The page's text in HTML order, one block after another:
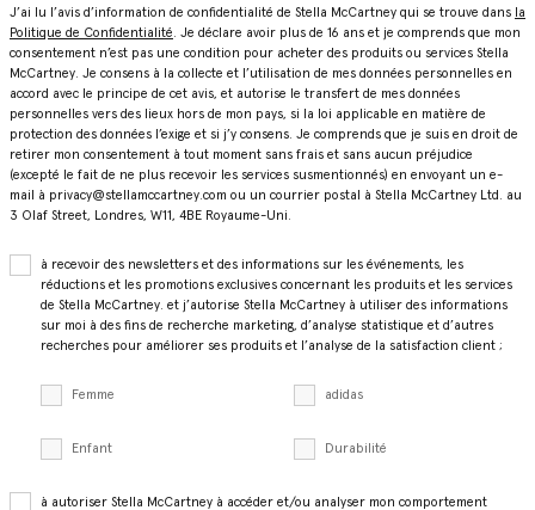
J’ai lu l’avis d’information de confidentialité de Stella McCartney qui se trouve dans
la
Politique de Confidentialité . Je déclare avoir plus de 16 ans et je comprends que mon
consentement n’est pas une condition pour acheter des produits ou services Stella
McCartney. Je consens à la collecte et l’utilisation de mes données personnelles en
accord avec le principe de cet avis, et autorise le transfert de mes données
personnelles vers des lieux hors de mon pays, si la loi applicable en matière de
protection des données l’exige et si j’y consens. Je comprends que je suis en droit de
retirer mon consentement à tout moment sans frais et sans aucun préjudice
(excepté le fait de ne plus recevoir les services susmentionnés) en envoyant un e-
mail à privacy@stellamccartney.com ou un courrier postal à Stella McCartney Ltd. au
3 Olaf Street, Londres, W11, 4BE Royaume-Uni.
à recevoir des newsletters et des informations sur les événements, les
réductions et les promotions exclusives concernant les produits et les services
de Stella McCartney. et j’autorise Stella McCartney à utiliser des informations
sur moi à des fins de recherche marketing, d’analyse statistique et d’autres
recherches pour améliorer ses produits et l’analyse de la satisfaction client ;
Femme adidas
Enfant Durabilité
à autoriser Stella McCartney à accéder et/ou analyser mon comportement